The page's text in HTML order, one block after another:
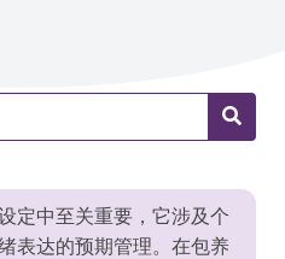
定中至关重要，它涉及个
表达的预期管理。在包养